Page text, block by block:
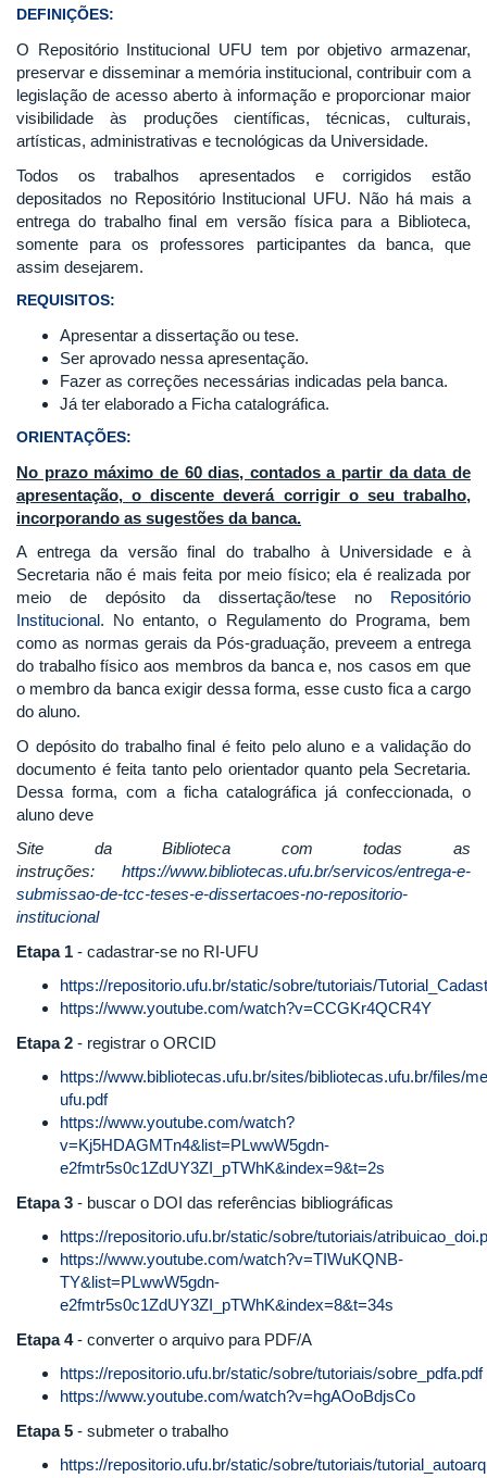
DEFINIÇÕES:
O Repositório Institucional UFU tem por objetivo armazenar,
preservar e disseminar a memória institucional, contribuir com a
legislação de acesso aberto à informação e proporcionar maior
visibilidade às produções científicas, técnicas, culturais,
artísticas, administrativas e tecnológicas da Universidade.
Todos os trabalhos apresentados e corrigidos estão
depositados no Repositório Institucional UFU. Não há mais a
entrega do trabalho final em versão física para a Biblioteca,
somente para os professores participantes da banca, que
assim desejarem.
REQUISITOS:
Apresentar a dissertação ou tese.
Ser aprovado nessa apresentação.
Fazer as correções necessárias indicadas pela banca.
Já ter elaborado a Ficha catalográfica.
ORIENTAÇÕES:
No prazo máximo de 60 dias, contados a partir da data de
apresentação, o discente deverá corrigir o seu trabalho,
incorporando as sugestões da banca.
A entrega da versão final do trabalho à Universidade e à
Secretaria não é mais feita por meio físico; ela é realizada por
meio de depósito da dissertação/tese no Repositório
Institucional. No entanto, o Regulamento do Programa, bem
como as normas gerais da Pós-graduação, preveem a entrega
do trabalho físico aos membros da banca e, nos casos em que
o membro da banca exigir dessa forma, esse custo fica a cargo
do aluno.
O depósito do trabalho final é feito pelo aluno e a validação do
documento é feita tanto pelo orientador quanto pela Secretaria.
Dessa forma, com a ficha catalográfica já confeccionada, o
aluno deve
Site da Biblioteca com todas as
instruções: https://www.bibliotecas.ufu.br/servicos/entrega-e-
submissao-de-tcc-teses-e-dissertacoes-no-repositorio-
institucional
Etapa 1 - cadastrar-se no RI-UFU
https://repositorio.ufu.br/static/sobre/tutoriais/
https://www.youtube.com/watch?v=CCGKr4QCR4Y
Etapa 2 - registrar o ORCID
https://www.bibliotecas.ufu.br/sites/bibliotecas.ufu.br/files/
ufu.pdf
https://www.youtube.com/watch?
v=Kj5HDAGMTn4&list=PLwwW5gdn-
e2fmtr5s0c1ZdUY3ZI_pTWhK&index=9&t=2s
Etapa 3 - buscar o DOI das referências bibliográficas
https://repositorio.ufu.br/static/sobre/tutoriais/
https://www.youtube.com/watch?v=TIWuKQNB-
TY&list=PLwwW5gdn-
e2fmtr5s0c1ZdUY3ZI_pTWhK&index=8&t=34s
Etapa 4- converter o arquivo para PDF/A
https://repositorio.ufu.br/static/sobre/tutoriais/sobre_pdfa.pdf
https://www.youtube.com/watch?v=hgAOoBdjsCo
Etapa 5 - submeter o trabalho
https://repositorio.ufu.br/static/sobre/tutoriais/